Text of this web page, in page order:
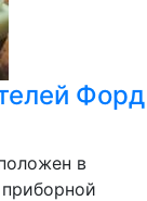
Форд
в